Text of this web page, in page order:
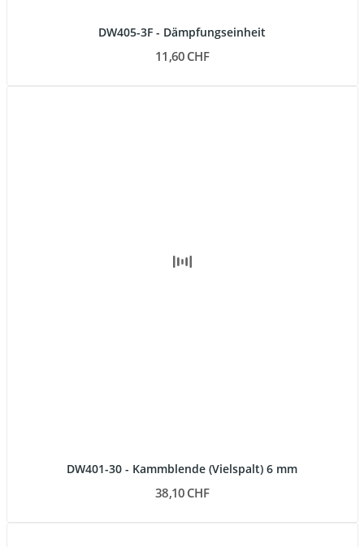
DW405-3F - Dämpfungseinheit
11,60 CHF
DW401-30 - Kammblende (Vielspalt) 6 mm
38,10 CHF